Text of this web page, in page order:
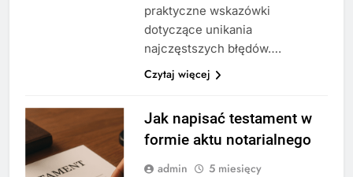
praktyczne wskazówki
dotyczące unikania
najczęstszych błędów….
Czytaj więcej
Jak napisać testament w
formie aktu notarialnego
admin
5 miesięcy